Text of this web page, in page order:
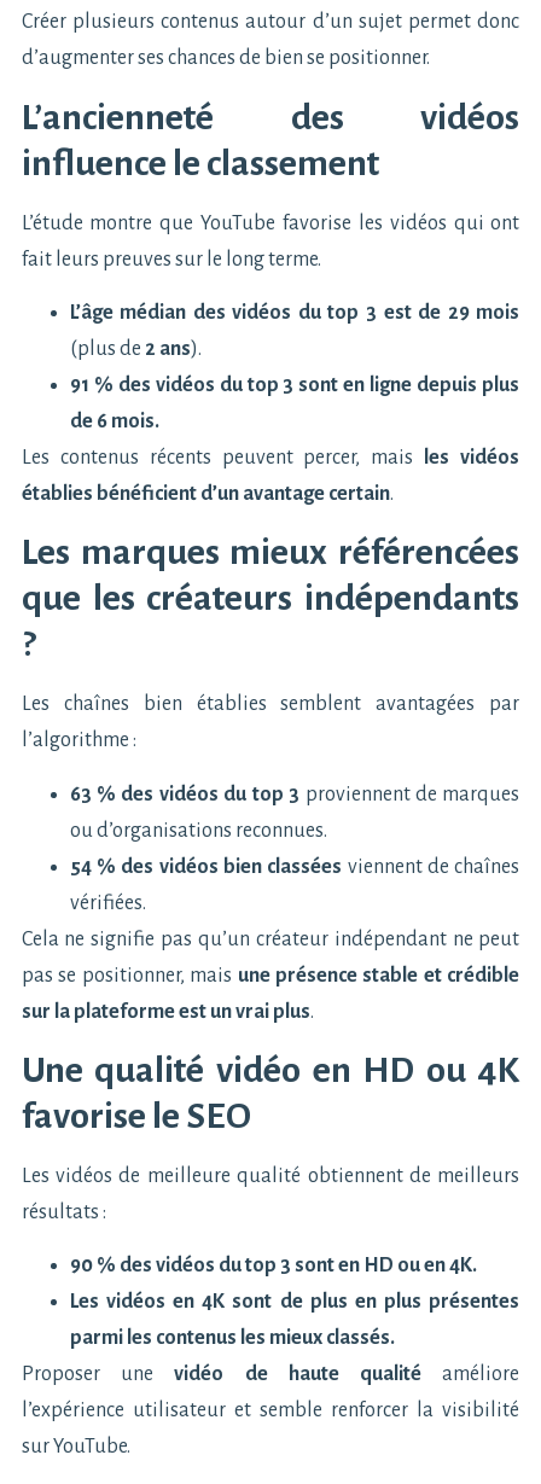
Créer plusieurs contenus autour d’un sujet permet donc
d’augmenter ses chances de bien se positionner.
L’ancienneté des vidéos
influence le classement
L’étude montre que YouTube favorise les vidéos qui ont
fait leurs preuves sur le long terme.
L’âge médian des vidéos du top 3 est de 29 mois
(plus de 2 ans).
91 % des vidéos du top 3 sont en ligne depuis plus
de 6 mois.
Les contenus récents peuvent percer, mais
les vidéos
établies bénéficient d’un avantage certain.
Les marques mieux référencées
que les créateurs indépendants
?
Les chaînes bien établies semblent avantagées par
l’algorithme :
63 % des vidéos du top 3 proviennent de marques
ou d’organisations reconnues.
54 % des vidéos bien classées viennent de chaînes
vérifiées.
Cela ne signifie pas qu’un créateur indépendant ne peut
pas se positionner, mais une présence stable et crédible
sur la plateforme est un vrai plus.
Une qualité vidéo en HD ou 4K
favorise le SEO
Les vidéos de meilleure qualité obtiennent de meilleurs
résultats :
90 % des vidéos du top 3 sont en HD ou en 4K.
Les vidéos en 4K sont de plus en plus présentes
parmi les contenus les mieux classés.
Proposer unevidéo de haute qualité améliore
l’expérience utilisateur et semble renforcer la visibilité
sur YouTube.